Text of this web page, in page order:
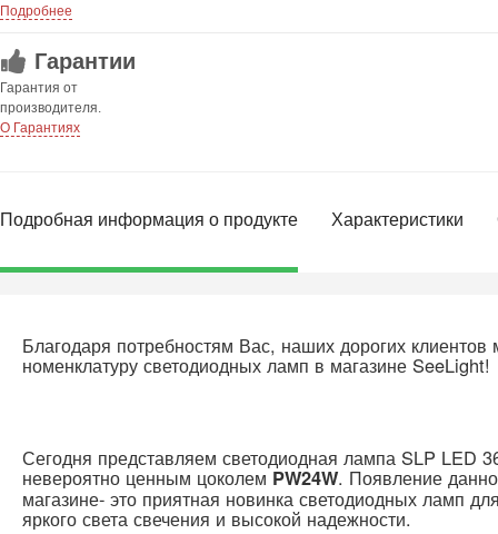
Подробнее
Гарантии
Гарантия от
производителя.
О Гарантиях
Подробная информация о продукте Характеристики
Благодаря потребностям Вас, наших дорогих
номенклатуру светодиодных ламп в магазине SeeLight!
Сегодня представляем светодиодная лампа SLP LED
невероятно ценным цоколемPW24W. Появление
магазине- это приятная новинка светодиодных ламп
яркого света свечения и высокой надежности.